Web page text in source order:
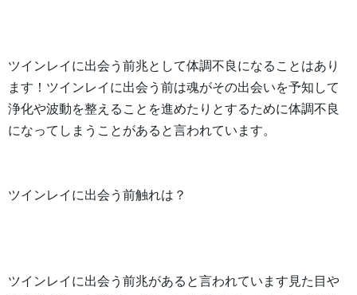
ツインレイに出会う前兆として体調不良になることはあり
ます！ツインレイに出会う前は魂がその出会いを予知して
浄化や波動を整えることを進めたりとするために体調不良
になってしまうことがあると言われています。
ツインレイに出会う前触れは？
ツインレイに出会う前兆があると言われています見た目や